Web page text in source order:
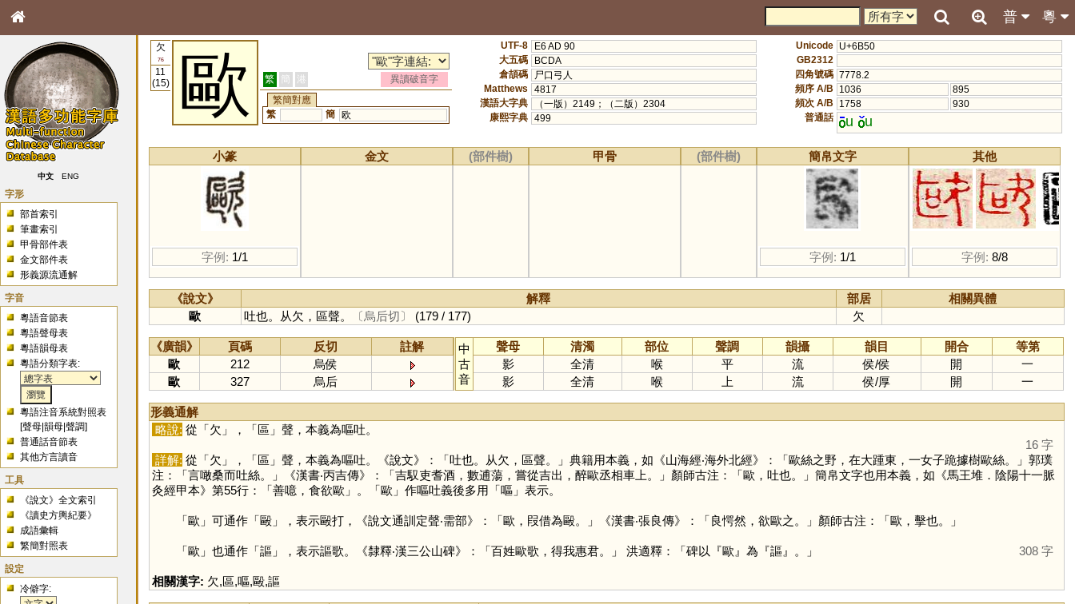
粵
普
中文 ENG
字形
部首索引
筆畫索引
甲骨部件表
金文部件表
形義源流通解
字音
粵語音節表
粵語聲母表
粵語韻母表
粵語分類字表:
粵語注音系統對照表
[聲母 |韻母 |聲調]
普通話音節表
其他方言讀音
工具
《說文》全文索引
《讀史方輿紀要》
成語彙輯
繁簡對照表
設定
冷僻字:
欠
76
11
(15)
歐 繁 簡 港
異讀破音字
繁簡對應
繁
簡 欧
UTF-8
E6 AD 90
大五碼
BCDA
倉頡碼
尸口弓人
Matthews
4817
漢語大字典
（一版）2149；（二版）2304
康熙字典 499
Unicode U+6B50
GB2312
四角號碼 7778.2
頻序 A/B
1036
895
頻次 A/B
1758
930
普通話
u u
小篆
字例: 1/1
金文 (部件樹) 甲骨 (部件樹) 簡帛文字
字例: 1/1
其他
字例: 8/8
《說文》 解釋 部居
相關異體
歐
吐也。从欠，區聲。 〔烏后切〕 (179 / 177) 欠
《廣韻》 頁碼 反切
註解
歐
212
烏侯
歐
327 烏后
中
古
音
聲母 清濁 部位 聲調 韻攝 韻目 開合
等第
影
全清 喉 平 流 侯/侯 開
一
影
全清 喉 上 流 侯/厚 開 一
形義通解
略說: 從「欠 」，「區 」聲，本義為嘔吐。
16 字
詳解: 從「欠 」，「區 」聲，本義為嘔吐。《說文》：「吐也。从欠，區聲。」典籍用本義，如《山海經‧海外北經》：「歐絲之野，在大踵東，一女子跪據樹歐絲。」郭璞
注：「言噉桑而吐絲。」《漢書‧丙吉傳》：「吉馭吏耆酒，數逋蕩，嘗從吉出，醉歐丞相車上。」顏師古注：「歐，吐也。」簡帛文字也用本義，如《馬王堆．陰陽十一脈
灸經甲本》第55行：「善噫，食欲歐」。「歐 」作嘔吐義後多用「嘔」表示。
「歐 」可通作「毆」，表示毆打，《說文通訓定聲‧需部》：「歐，叚借為毆。」《漢書‧張良傳》：「良愕然，欲歐之。」顏師古注：「歐，擊也。」
「歐 」也通作「謳 」，表示謳歌。《隸釋‧漢三公山碑》：「百姓歐歌，得我惠君。」 洪適釋：「碑以『歐』為『謳』。」 308 字
相關漢字: 欠,區,嘔,毆,謳